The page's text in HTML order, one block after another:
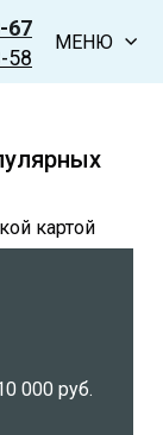
67
58
МЕНЮ
картой
000 руб.